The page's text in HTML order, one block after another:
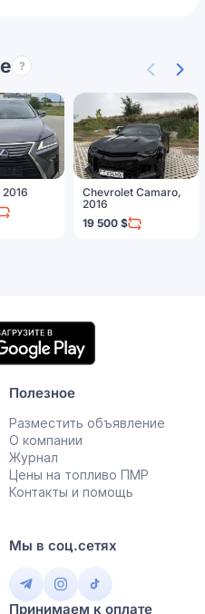
?
2016
Chevrolet Camaro,
2016
19 500 $
Полезное
Разместить объявление
О компании
Журнал
Цены на топливо ПМР
Контакты и помощь
Мы в соц.сетях
Принимаем к оплате